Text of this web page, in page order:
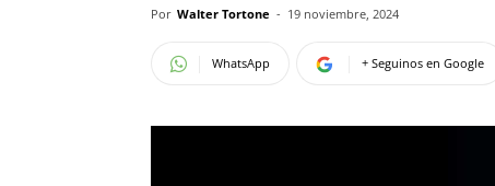
Por Walter Tortone - 19 noviembre, 2024
WhatsApp + Seguinos en Google